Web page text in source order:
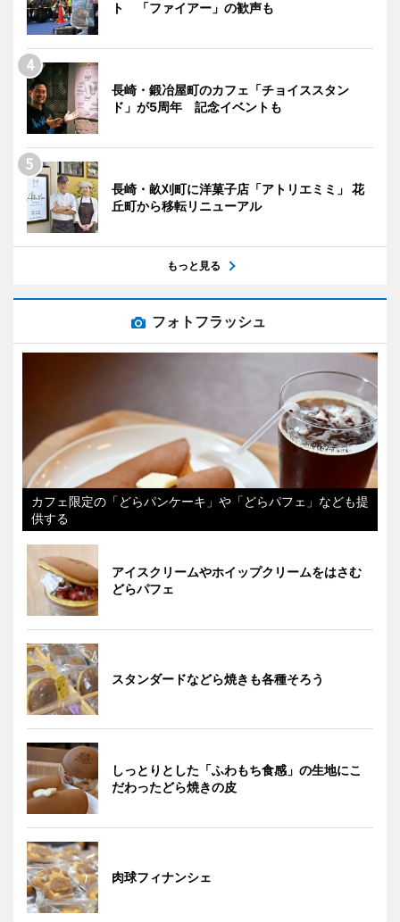
ト 「ファイアー」の歓声も
長崎・鍛冶屋町のカフェ「チョイススタン
ド」が5周年 記念イベントも
長崎・畝刈町に洋菓子店「アトリエミミ」 花
丘町から移転リニューアル
もっと見る
フォトフラッシュ
カフェ限定の「どらパンケーキ」や「どらパフェ」なども提
供する
アイスクリームやホイップクリームをはさむ
どらパフェ
スタンダードなどら焼きも各種そろう
しっとりとした「ふわもち食感」の生地にこ
だわったどら焼きの皮
肉球フィナンシェ